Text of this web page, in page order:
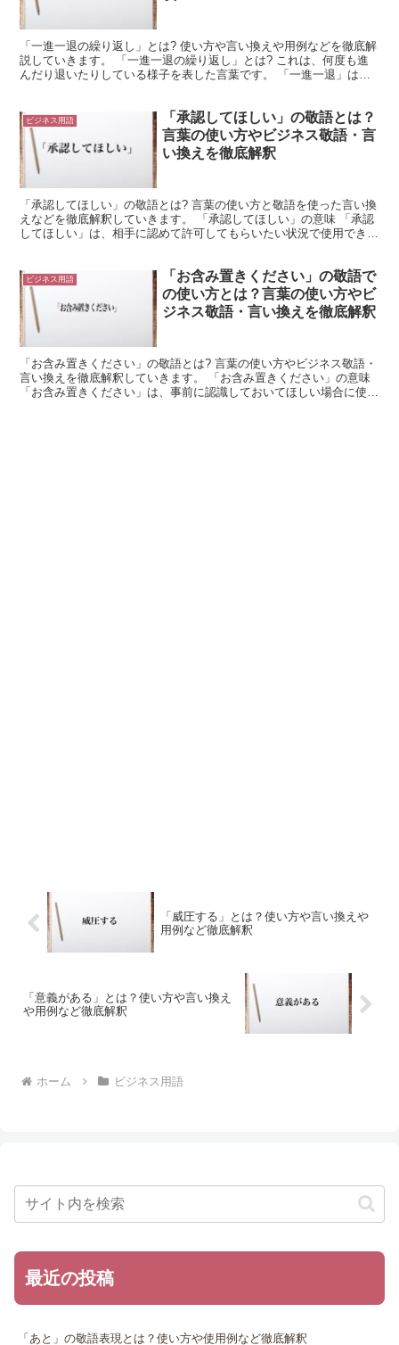
「一進一退の繰り返し」とは? 使い方や言い換えや用例などを徹底解
説していきます。 「一進一退の繰り返し」とは? これは、何度も進
んだり退いたりしている様子を表した言葉です。 「一進一退」は
ビジネス用語
「承認してほしい」の敬語とは？
言葉の使い方やビジネス敬語・言
い換えを徹底解釈
「承認してほしい」の敬語とは? 言葉の使い方と敬語を使った言い換
えなどを徹底解釈していきます。 「承認してほしい」の意味 「承認
してほしい」は、相手に認めて許可してもらいたい状況で使用できる
ビジネス用語
「お含み置きください」の敬語で
の使い方とは？言葉の使い方やビ
ジネス敬語・言い換えを徹底解釈
「お含み置きください」の敬語とは? 言葉の使い方やビジネス敬語・
言い換えを徹底解釈していきます。 「お含み置きください」の意味
「お含み置きください」は、事前に認識しておいてほしい場合に使用
「威圧する」とは？使い方や言い換えや
用例など徹底解釈
「意義がある」とは？使い方や言い換え
や用例など徹底解釈
ホーム ビジネス用語
最近の投稿
「あと」の敬語表現とは？使い方や使用例など徹底解釈